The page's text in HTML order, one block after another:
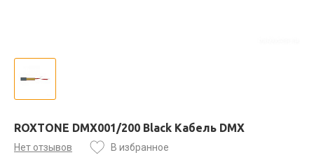
ROXTONE DMX001/200 Black Кабель DMX
Нет отзывов В избранное